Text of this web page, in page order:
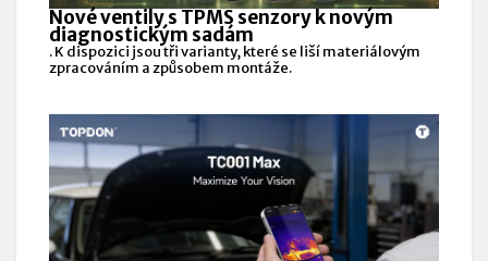
Nové ventily s TPMS senzory k novým
diagnostickým sadám
. K dispozici jsou tři varianty, které se liší materiálovým
zpracováním a způsobem montáže.